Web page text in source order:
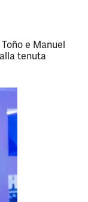
e Manuel
tenuta